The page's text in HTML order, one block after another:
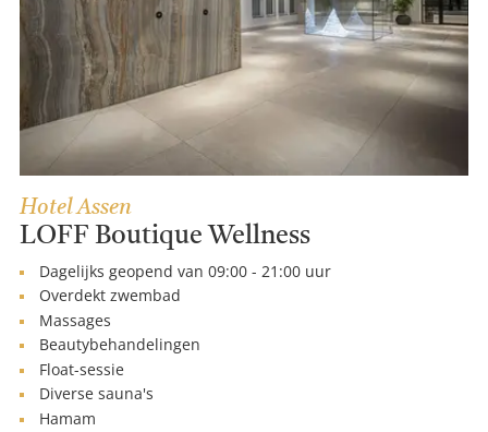
Hotel Assen
LOFF Boutique Wellness
Dagelijks geopend van 09:00 - 21:00 uur
Overdekt zwembad
Massages
Beautybehandelingen
Float-sessie
Diverse sauna's
Hamam